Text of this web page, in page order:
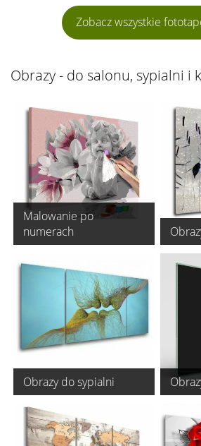
Zobacz wszystkie
Obrazy - do salonu, sypialni i
Malowanie po
numerach
Obrazy do sypialni